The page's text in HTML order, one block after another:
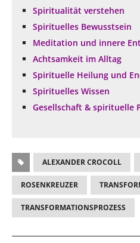
Spiritualität verstehen
Spirituelles Bewusstsein
Meditation und innere
Achtsamkeit im Alltag
Spirituelle Heilung und
Spirituelles Wissen
Gesellschaft & spirituelle
ALEXANDER CROCOLL
ROSENKREUZER
TRANSFORMATIONSPROZESS